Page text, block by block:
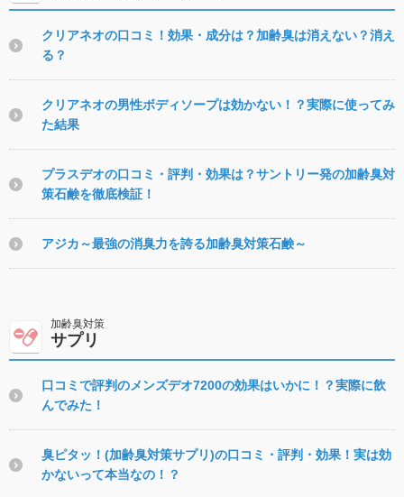
クリアネオの口コミ！効果・成分は？加齢臭は消えない？消え
る？
クリアネオの男性ボディソープは効かない！？実際に使ってみ
た結果
プラスデオの口コミ・評判・効果は？サントリー発の加齢臭対
策石鹸を徹底検証！
アジカ～最強の消臭力を誇る加齢臭対策石鹸～
サプリ
口コミで評判のメンズデオ7200の効果はいかに！？実際に飲
んでみた！
臭ピタッ！(加齢臭対策サプリ)の口コミ・評判・効果！実は効
かないって本当なの！？